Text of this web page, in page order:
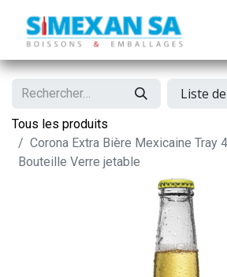
Liste
Tous les produits
Corona Extra Bière Mexicaine Tray
Bouteille Verre jetable